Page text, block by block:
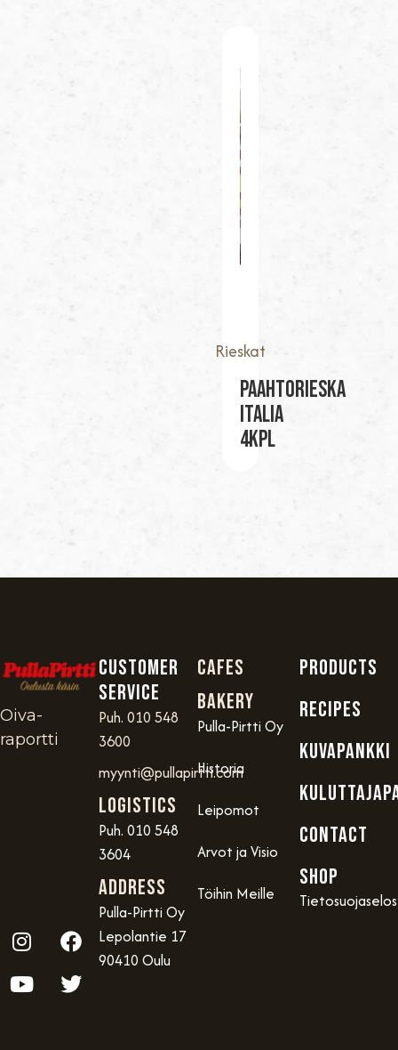
Rieskat
Paahtorieska
Italia
4kpl
Oiva-
raportti
Customer
service
Puh. 010 548
3600
myynti@pullapirtti.com
Logistics
Puh. 010 548
3604
Address
Pulla-Pirtti Oy
Lepolantie 17
90410 Oulu
Cafes
Bakery
Pulla-Pirtti Oy
Historia
Leipomot
Arvot ja Visio
Töihin Meille
PRODUCTS
RECIPES
KUVAPANKKI
CONTACT
SHOP